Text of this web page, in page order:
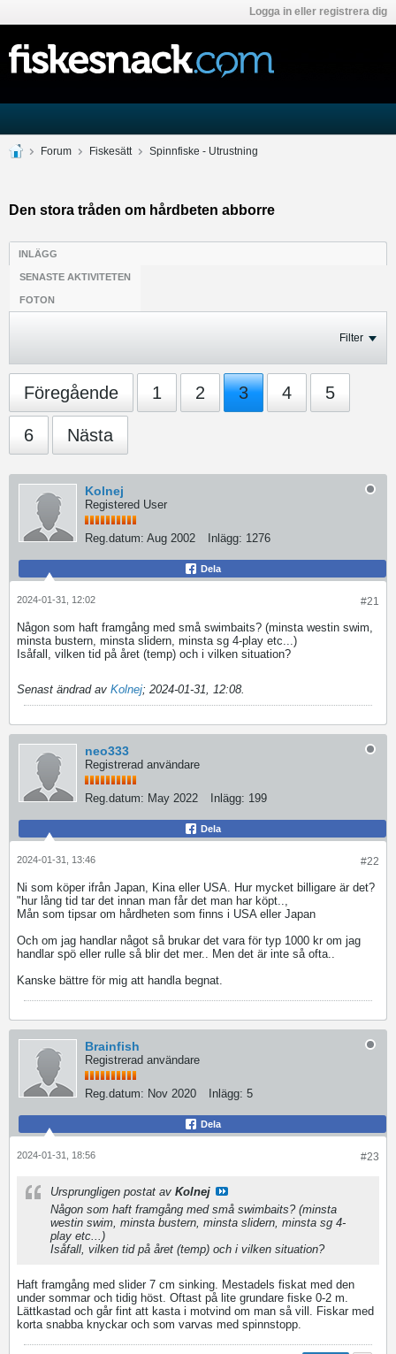
Logga in eller registrera dig
Forum Fiskesätt Spinnfiske - Utrustning
Den stora tråden om hårdbeten abborre
INLÄGG
SENASTE AKTIVITETEN
FOTON
Filter
Föregående 1 2 3 4 5
6 Nästa
Kolnej
Registered User
Reg.datum: Aug 2002 Inlägg: 1276
Dela
#21
2024-01-31, 12:02
Någon som haft framgång med små swimbaits? (minsta westin swim,
minsta bustern, minsta slidern, minsta sg 4-play etc...)
Isåfall, vilken tid på året (temp) och i vilken situation?
Senast ändrad av Kolnej; 2024-01-31, 12:08.
neo333
Registrerad användare
Reg.datum: May 2022 Inlägg: 199
Dela
#22
2024-01-31, 13:46
Ni som köper ifrån Japan, Kina eller USA. Hur mycket billigare är det?
"hur lång tid tar det innan man får det man har köpt..,
Mån som tipsar om hårdheten som finns i USA eller Japan
Och om jag handlar något så brukar det vara för typ 1000 kr om jag
handlar spö eller rulle så blir det mer.. Men det är inte så ofta..
Kanske bättre för mig att handla begnat.
Brainfish
Registrerad användare
Reg.datum: Nov 2020 Inlägg: 5
Dela
#23
2024-01-31, 18:56
Ursprungligen postat av Kolnej
Någon som haft framgång med små swimbaits? (minsta
westin swim, minsta bustern, minsta slidern, minsta sg 4-
play etc...)
Isåfall, vilken tid på året (temp) och i vilken situation?
Haft framgång med slider 7 cm sinking. Mestadels fiskat med den
under sommar och tidig höst. Oftast på lite grundare fiske 0-2 m.
Lättkastad och går fint att kasta i motvind om man så vill. Fiskar med
korta snabba knyckar och som varvas med spinnstopp.